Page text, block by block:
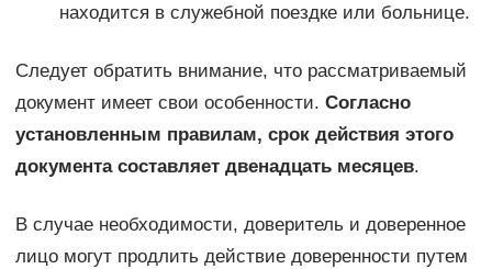
находится в служебной поездке или больнице.
Следует обратить внимание, что рассматриваемый
документ имеет свои особенности. Согласно
установленным правилам, срок действия этого
документа составляет двенадцать месяцев.
В случае необходимости, доверитель и доверенное
лицо могут продлить действие доверенности путем